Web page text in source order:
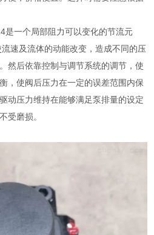
是一个局部阻力可以变化的节流元
速及流体的动能改变，造成不同的压
然后依靠控制与调节系统的调节，使
，使阀后压力在一定的误差范围内保
动压力维持在能够满足泵排量的设定
受磨损。